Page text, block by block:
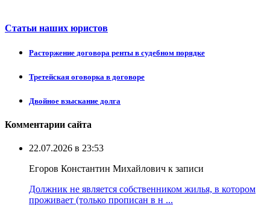
Статьи наших юристов
Расторжение договора ренты в судебном порядке
Третейская оговорка в договоре
Двойное взыскание долга
Комментарии сайта
22.07.2026 в 23:53
Егоров Константин Михайлович к записи
Должник не является собственником жилья, в котором
проживает (только прописан в н ...